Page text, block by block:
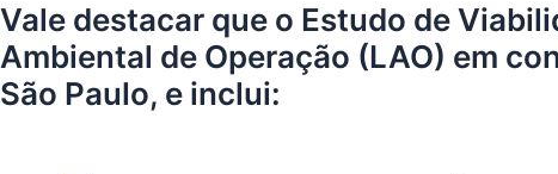
Vale destacar que o Estudo de
Ambiental de Operação (LAO) em
São Paulo, e inclui: